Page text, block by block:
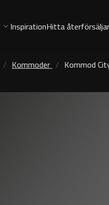
InspirationHitta
Kommoder Kommod